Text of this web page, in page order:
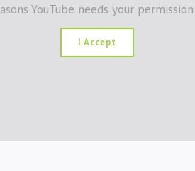
YouTube needs your
I Accept